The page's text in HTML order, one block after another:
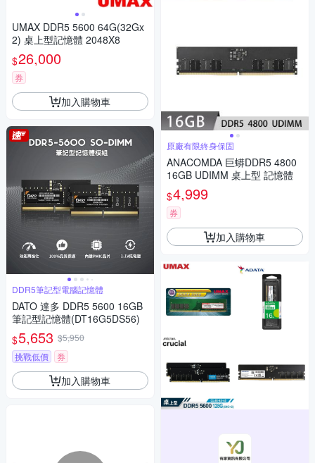
UMAX DDR5 5600 64G(32Gx
2) 桌上型記憶體 2048X8
$26,000
券
加入購物車
DDR5筆記型電腦記憶體
DATO 達多 DDR5 5600 16GB
筆記型記憶體(DT16G5DS56)
$5,653 $5,950
挑戰低價
券
加入購物車
原廠有限終身保固
ANACOMDA 巨蟒DDR5 4800
16GB UDIMM 桌上型 記憶體
$4,999
券
加入購物車